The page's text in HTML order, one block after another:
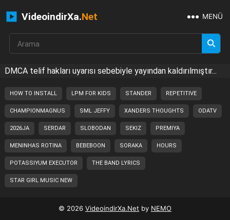
VideoindirXa.Net MENÜ
DMCA telif hakları uyarısı sebebiyle yayından kaldırılmıştır...
HOW TO INSTALL LPM FOR KIDS STANDER REPETITIVE
CHAMPIONMAGNUS SML JEFFY XANDERS THOUGHTS ODATV
2026JA SERDAR SLOBODAN SEKIZ PREMIYA
MENINHAS ROTINA BEBEBOON SORAKA HOURS
POTASSIYUM EXECUTOR THE BAND LYRICS
STAR GIRL MUSIC NEW
© 2026 VideoindirXa.Net by NEMO